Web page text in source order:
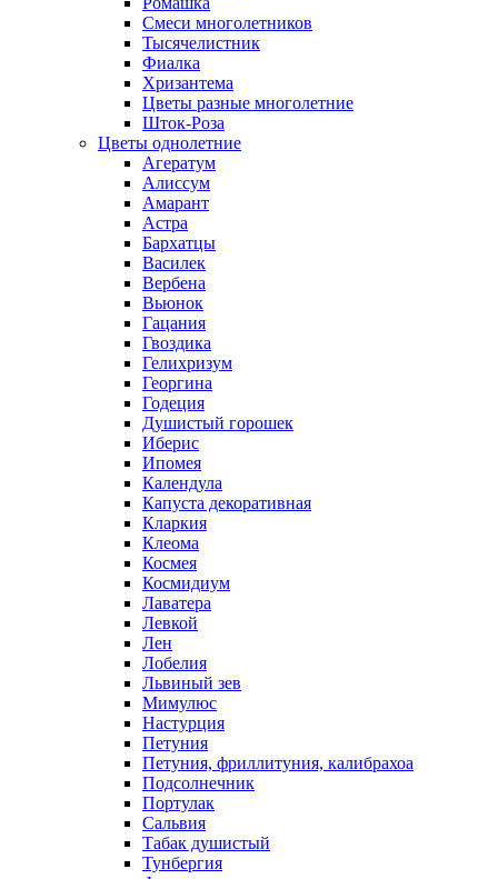
Смеси многолетников
Тысячелистник
Фиалка
Хризантема
Цветы разные многолетние
Шток-Роза
Цветы однолетние
Агератум
Алиссум
Амарант
Астра
Бархатцы
Василек
Вербена
Вьюнок
Гацания
Гвоздика
Гелихризум
Георгина
Годеция
Душистый горошек
Иберис
Ипомея
Календула
Капуста декоративная
Кларкия
Клеома
Космея
Космидиум
Лаватера
Левкой
Лен
Лобелия
Львиный зев
Мимулюс
Настурция
Петуния
Петуния, фриллитуния, калибрахоа
Подсолнечник
Портулак
Сальвия
Табак душистый
Тунбергия